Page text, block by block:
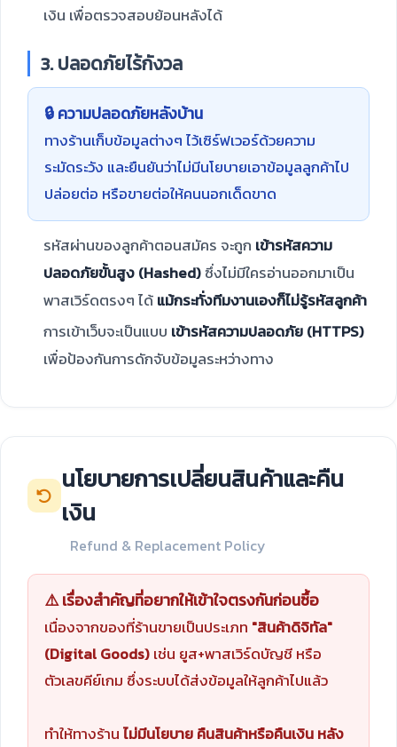
เงิน เพื่อตรวจสอบย้อนหลังได้
3. ปลอดภัยไร้กังวล
🔒 ความปลอดภัยหลังบ้าน
ทางร้านเก็บข้อมูลต่างๆ ไว้เซิร์ฟเวอร์ด้วยความ
ระมัดระวัง และยืนยันว่าไม่มีนโยบายเอาข้อมูลลูกค้าไป
ปล่อยต่อ หรือขายต่อให้คนนอกเด็ดขาด
รหัสผ่านของลูกค้าตอนสมัคร จะถูก เข้ารหัสความ
ปลอดภัยขั้นสูง (Hashed) ซึ่งไม่มีใครอ่านออกมาเป็น
พาสเวิร์ดตรงๆ ได้ แม้กระทั่งทีมงานเองก็ไม่รู้รหัสลูกค้า
การเข้าเว็บจะเป็นแบบ เข้ารหัสความปลอดภัย (HTTPS)
เพื่อป้องกันการดักจับข้อมูลระหว่างทาง
นโยบายการเปลี่ยนสินค้าและคืน
เงิน
Refund & Replacement Policy
⚠️ เรื่องสำคัญที่อยากให้เข้าใจตรงกันก่อนซื้อ
เนื่องจากของที่ร้านขายเป็นประเภท "สินค้าดิจิทัล"
(Digital Goods) เช่น ยูส+พาสเวิร์ดบัญชี หรือ
ตัวเลขคีย์เกม ซึ่งระบบได้ส่งข้อมูลให้ลูกค้าไปแล้ว
ทำให้ทางร้าน ไม่มีนโยบาย คืนสินค้าหรือคืนเงิน หลัง